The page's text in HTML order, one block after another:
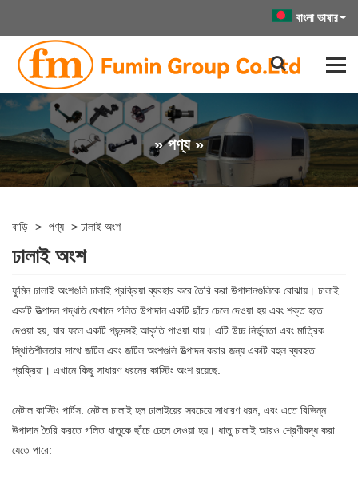
বাংলা ভাষার
» পণ্য »
বাড়ি > পণ্য > ঢালাই অংশ
ঢালাই অংশ
ফুমিন ঢালাই অংশগুলি ঢালাই প্রক্রিয়া ব্যবহার করে তৈরি করা উপাদানগুলিকে বোঝায়। ঢালাই
একটি উত্পাদন পদ্ধতি যেখানে গলিত উপাদান একটি ছাঁচে ঢেলে দেওয়া হয় এবং শক্ত হতে
দেওয়া হয়, যার ফলে একটি পছন্দসই আকৃতি পাওয়া যায়। এটি উচ্চ নির্ভুলতা এবং মাত্রিক
স্থিতিশীলতার সাথে জটিল এবং জটিল অংশগুলি উত্পাদন করার জন্য একটি বহুল ব্যবহৃত
প্রক্রিয়া। এখানে কিছু সাধারণ ধরনের কাস্টিং অংশ রয়েছে:
মেটাল কাস্টিং পার্টস: মেটাল ঢালাই হল ঢালাইয়ের সবচেয়ে সাধারণ ধরন, এবং এতে বিভিন্ন
উপাদান তৈরি করতে গলিত ধাতুকে ছাঁচে ঢেলে দেওয়া হয়। ধাতু ঢালাই আরও শ্রেণীবদ্ধ করা
যেতে পারে: